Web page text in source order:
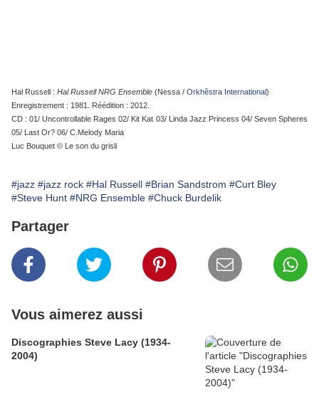
Hal Russell : Hal Russell NRG Ensemble (Nessa / Orkhêstra International)
Enregistrement : 1981. Réédition : 2012.
CD : 01/ Uncontrollable Rages 02/ Kit Kat 03/ Linda Jazz Princess 04/ Seven Spheres
05/ Last Or? 06/ C.Melody Maria
Luc Bouquet © Le son du grisli
#jazz #jazz rock #Hal Russell #Brian Sandstrom #Curt Bley
#Steve Hunt #NRG Ensemble #Chuck Burdelik
Partager
Vous aimerez aussi
Discographies Steve Lacy (1934-
2004)